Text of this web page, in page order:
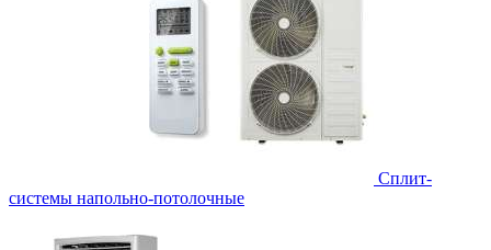
Сплит-
системы напольно-потолочные